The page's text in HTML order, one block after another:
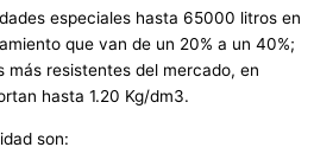
especiales hasta 65000 litros en
que van de un 20% a un 40%;
más resistentes del mercado, en
hasta 1.20 Kg/dm3.
son: